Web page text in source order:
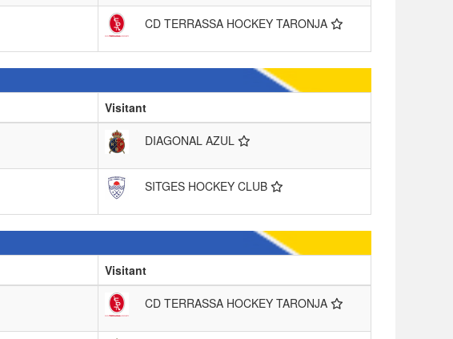
CD TERRASSA HOCKEY TARONJA
Visitant
DIAGONAL AZUL
SITGES HOCKEY CLUB
Visitant
CD TERRASSA HOCKEY TARONJA